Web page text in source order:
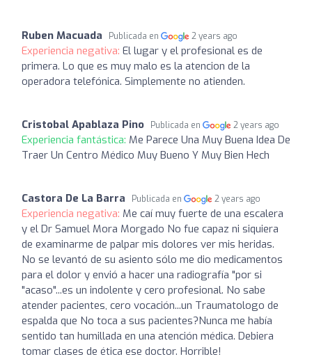
Ruben Macuada Publicada en 2 years ago
Experiencia negativa: El lugar y el profesional es de
primera. Lo que es muy malo es la atencion de la
operadora telefónica. Simplemente no atienden.
Cristobal Apablaza Pino Publicada en 2 years ago
Experiencia fantástica: Me Parece Una Muy Buena Idea De
Traer Un Centro Médico Muy Bueno Y Muy Bien Hech
Castora De La Barra Publicada en 2 years ago
Experiencia negativa: Me caí muy fuerte de una escalera
y el Dr Samuel Mora Morgado No fue capaz ni siquiera
de examinarme de palpar mis dolores ver mis heridas.
No se levantó de su asiento sólo me dio medicamentos
para el dolor y envió a hacer una radiografía "por si
"acaso"...es un indolente y cero profesional. No sabe
atender pacientes, cero vocación...un Traumatologo de
espalda que No toca a sus pacientes?Nunca me había
sentido tan humillada en una atención médica. Debiera
tomar clases de ética ese doctor. Horrible!